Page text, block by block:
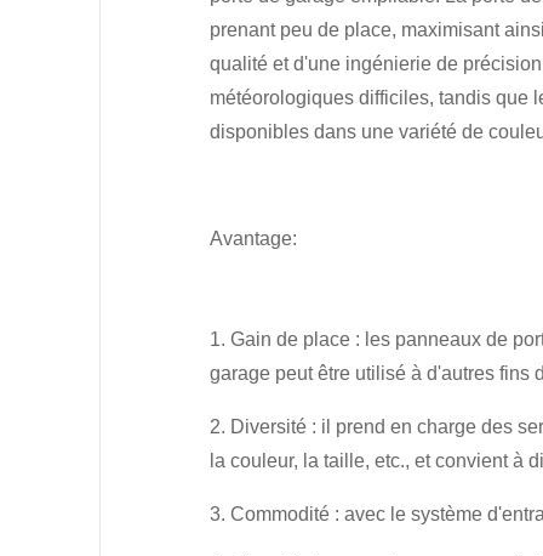
prenant peu de place, maximisant
qualité et d'une ingénierie de
météorologiques difficiles, tandis que
disponibles dans une variété de
Avantage:
1. Gain de place : les panneaux de
garage peut être utilisé à d'autres fins
2. Diversité : il prend en charge des
la couleur, la taille, etc., et convient à
3. Commodité : avec le système